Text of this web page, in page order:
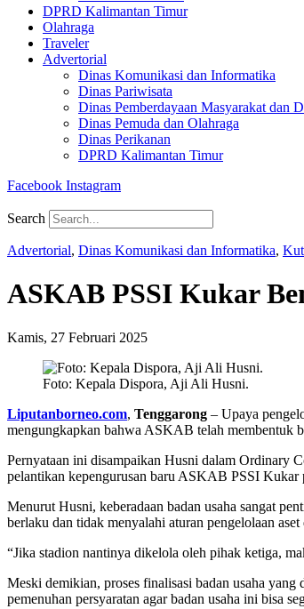
DPRD Kalimantan Timur
Olahraga
Traveler
Advertorial
Dinas Komunikasi dan Informatika
Dinas Pariwisata
Dinas Pemberdayaan Masyarakat dan
Dinas Pemuda dan Olahraga
Dinas Perikanan
DPRD Kalimantan Timur
Facebook Instagram
Search
Advertorial, Dinas Komunikasi dan Informatika,
ASKAB PSSI Kukar
Kamis, 27 Februari 2025
Foto: Kepala Dispora, Aji Ali Husni.
Liputanborneo.com, Tenggarong – Upaya
mengungkapkan bahwa ASKAB telah membentuk
Pernyataan ini disampaikan Husni dalam Ordinary
pelantikan kepengurusan baru ASKAB PSSI Kukar
Menurut Husni, keberadaan badan usaha sangat
berlaku dan tidak menyalahi aturan pengelolaan aset
“Jika stadion nantinya dikelola oleh pihak ketiga,
Meski demikian, proses finalisasi badan usaha
pemenuhan persyaratan agar badan usaha ini bisa